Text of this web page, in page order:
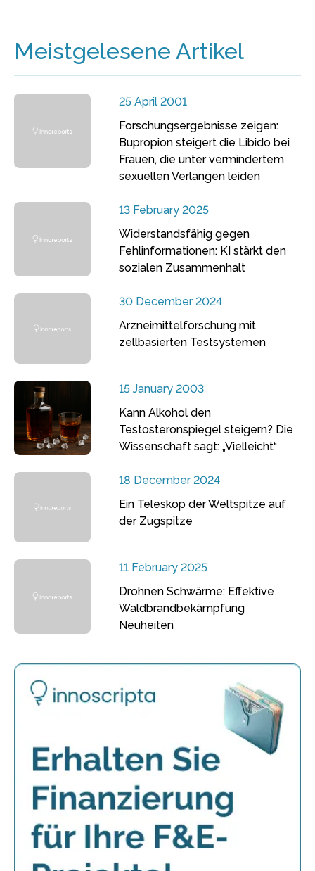
Meistgelesene Artikel
25 April 2001
Forschungsergebnisse zeigen:
Bupropion steigert die Libido bei
Frauen, die unter vermindertem
sexuellen Verlangen leiden
13 February 2025
Widerstandsfähig gegen
Fehlinformationen: KI stärkt den
sozialen Zusammenhalt
30 December 2024
Arzneimittelforschung mit
zellbasierten Testsystemen
15 January 2003
Kann Alkohol den
Testosteronspiegel steigern? Die
Wissenschaft sagt: „Vielleicht“
18 December 2024
Ein Teleskop der Weltspitze auf
der Zugspitze
11 February 2025
Drohnen Schwärme: Effektive
Waldbrandbekämpfung
Neuheiten